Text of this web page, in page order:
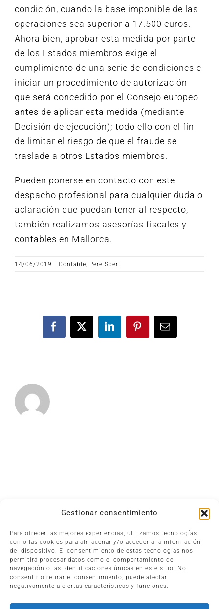
Gestionar consentimiento
Para ofrecer las mejores experiencias, utilizamos tecnologías
como las cookies para almacenar y/o acceder a la información
del dispositivo. El consentimiento de estas tecnologías nos
permitirá procesar datos como el comportamiento de
navegación o las identificaciones únicas en este sitio. No
consentir o retirar el consentimiento, puede afectar
negativamente a ciertas características y funciones.
condición, cuando la base imponible de las
operaciones sea superior a 17.500 euros.
Ahora bien, aprobar esta medida por parte
de los Estados miembros exige el
cumplimiento de una serie de condiciones e
iniciar un procedimiento de autorización
que será concedido por el Consejo europeo
antes de aplicar esta medida (mediante
Decisión de ejecución); todo ello con el fin
de limitar el riesgo de que el fraude se
traslade a otros Estados miembros.
Pueden ponerse en contacto con este
despacho profesional para cualquier duda o
aclaración que puedan tener al respecto,
también realizamos asesorías fiscales y
contables en Mallorca.
14/06/2019 Contable, Pere Sbert
Facebook
X LinkedInPinterestCorreo
electrónico
Asesoría en Inca |Asesoría empresarial en Mallorca
Asesorías fiscales y contables en Mallorca|Asesoría
fiscal, contable y laboral en Mallorca
Asesoría financiera en Mallorca